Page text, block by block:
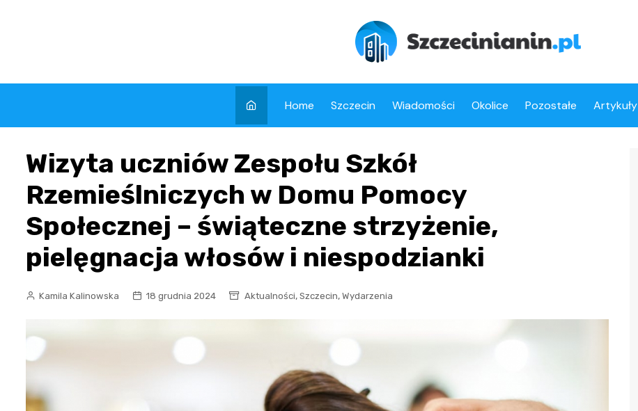
Home Szczecin Wiadomości Okolice Pozostałe Artykuły
Wizyta uczniów Zespołu Szkół
Rzemieślniczych w Domu Pomocy
Społecznej – świąteczne strzyżenie,
pielęgnacja włosów i niespodzianki
Kamila Kalinowska 18 grudnia 2024 Aktualności, Szczecin, Wydarzenia